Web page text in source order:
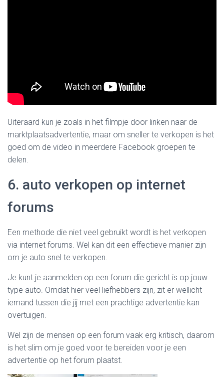
Uiteraard kun je zoals in het filmpje door linken naar de
marktplaatsadvertentie, maar om sneller te verkopen is het
goed om de video in meerdere Facebook groepen te
delen.
6. auto verkopen op internet
forums
Een methode die niet veel gebruikt wordt is het verkopen
via internet forums. Wel kan dit een effectieve manier zijn
om je auto snel te verkopen.
Je kunt je aanmelden op een forum die gericht is op jouw
type auto. Omdat hier veel liefhebbers zijn, zit er wellicht
iemand tussen die jij met een prachtige advertentie kan
overtuigen.
Wel zijn de mensen op een forum vaak erg kritisch, daarom
is het slim om je goed voor te bereiden voor je een
advertentie op het forum plaatst.